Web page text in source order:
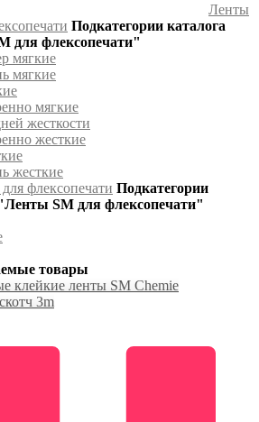
Ленты
Подкатегории каталога
для флексопечати"
мягкие
мягкие
мягкие
жесткости
жесткие
жесткие
флексопечати Подкатегории
SM для флексопечати"
товары
клейкие ленты SM Chemie
3m